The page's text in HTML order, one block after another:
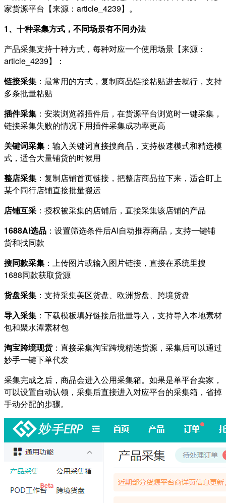
家货源平台【来源：article_4239】。
1、十种采集方式，不同场景有不同办法
产品采集支持十种方式，每种对应一个使用场景【来源：
article_4239】：
链接采集 ：最常用的方式，复制商品链接粘贴进去就行，支持
多条批量粘贴
插件采集 ：安装浏览器插件后，在货源平台浏览时一键采集，
链接采集失败的情况下用插件采集成功率更高
关键词采集 ：输入关键词直接搜商品，支持极速模式和精选模
式，适合大量铺货的时候用
整店采集 ：复制店铺首页链接，把整店商品拉下来，适合盯上
某个同行店铺直接批量搬运
店铺互采 ：授权被采集的店铺后，直接采集该店铺的产品
1688AI选品 ：设置筛选条件后AI自动推荐商品，支持一键铺
货和找同款
搜同款采集 ：上传图片或输入图片链接，直接在系统里搜
1688同款获取货源
货盘采集 ：支持采集美区货盘、欧洲货盘、跨境货盘
导入采集 ：下载模板填好链接后批量导入，支持导入本地素材
包和聚水潭素材包
淘宝跨境现货：直接采集淘宝跨境精选货源，采集后可以通过
妙手一键下单代发
采集完成之后，商品会进入公用采集箱。如果是单平台卖家，
可以设置自动认领，采集后直接进入对应平台的采集箱，省掉
手动分配的步骤。